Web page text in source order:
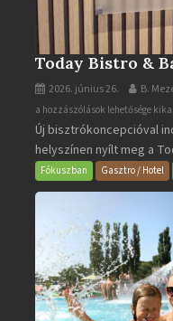
Today Bistro &
2026. június 26. B.
Today
Bistro
&
Bar
bejegyzéshez
a hozzászólások lehetősége
Új bisztrókoncepcióval
helyszínen nyílt meg a
Fókuszban Gasztro / Hotel